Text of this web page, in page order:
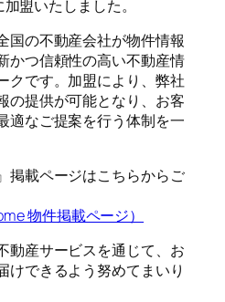
盟いたしました。
国の不動産会社が物件情報
かつ信頼性の高い不動産情
クです。加盟により、弊社
の提供が可能となり、お客
適なご提案を行う体制を一
掲載ページはこちらからご
物件掲載ページ）
動産サービスを通じて、お
けできるよう努めてまいり